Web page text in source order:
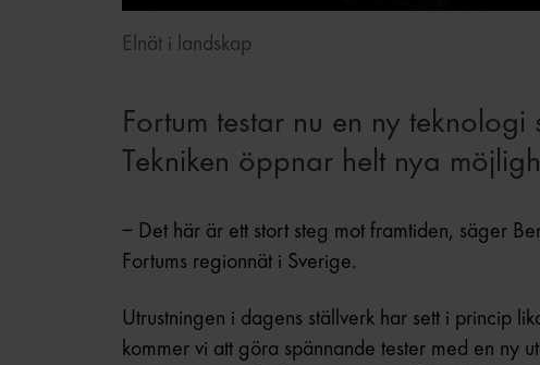
Elnät i landskap
Fortum testar nu en ny
Tekniken öppnar helt nya
– Det här är ett stort steg mot framtiden, säger
Fortums regionnät i Sverige.
Utrustningen i dagens ställverk har sett i princip
kommer vi att göra spännande tester med en ny